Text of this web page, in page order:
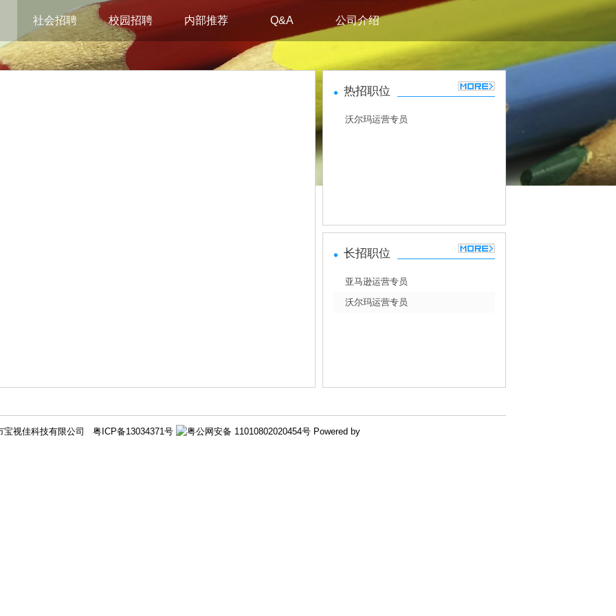
社会招聘 校园招聘 内部推荐 Q&A 公司介绍
热招职位
沃尔玛运营专员
长招职位
亚马逊运营专员
沃尔玛运营专员
视佳科技有限公司 粤ICP备13034371号 粤公网安备 11010802020454号Powered by